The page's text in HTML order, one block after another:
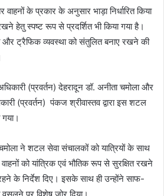
के प्रकार के अनुसार भाड़ा निर्धारित किया
हेतु स्पष्ट रूप से प्रदर्शित भी किया गया है।
और ट्रैफिक व्यवस्था को संतुलित बनाए रखने की
(प्रवर्तन) देहरादून डॉ. अनीता चमोला और
(प्रवर्तन) पंकज श्रीवास्तव द्वारा इस शटल
गया।
चमोला ने शटल सेवा संचालकों को यात्रियों के साथ
वाहनों को यांत्रिक एवं भौतिक रूप से सुरक्षित रखने
के निर्देश दिए। इसके साथ ही उन्होंने साफ-